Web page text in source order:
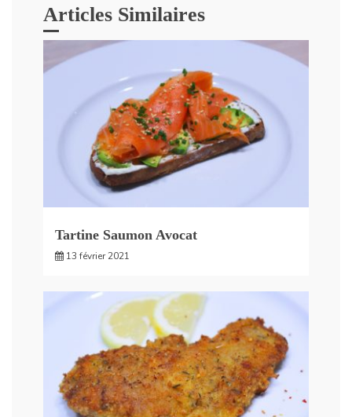
Articles Similaires
Tartine Saumon Avocat
13 février 2021